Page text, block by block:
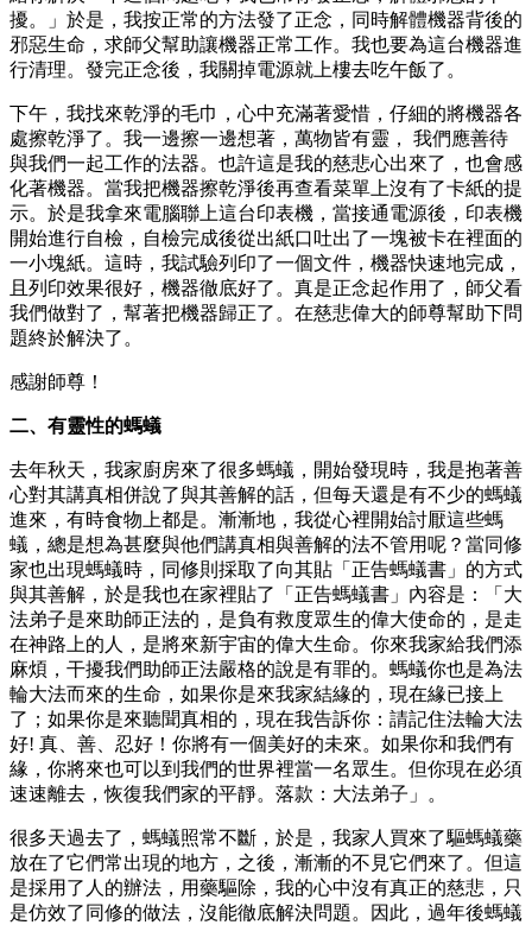
擾。」於是，我按正常的方法發了正念，同時解體機器背後的
邪惡生命，求師父幫助讓機器正常工作。我也要為這台機器進
行清理。發完正念後，我關掉電源就上樓去吃午飯了。
下午，我找來乾淨的毛巾，心中充滿著愛惜，仔細的將機器各
處擦乾淨了。我一邊擦一邊想著，萬物皆有靈， 我們應善待
與我們一起工作的法器。也許這是我的慈悲心出來了，也會感
化著機器。當我把機器擦乾淨後再查看菜單上沒有了卡紙的提
示。於是我拿來電腦聯上這台印表機，當接通電源後，印表機
開始進行自檢，自檢完成後從出紙口吐出了一塊被卡在裡面的
一小塊紙。這時，我試驗列印了一個文件，機器快速地完成，
且列印效果很好，機器徹底好了。真是正念起作用了，師父看
我們做對了，幫著把機器歸正了。在慈悲偉大的師尊幫助下問
題終於解決了。
感謝師尊！
二、有靈性的螞蟻
去年秋天，我家廚房來了很多螞蟻，開始發現時，我是抱著善
心對其講真相併說了與其善解的話，但每天還是有不少的螞蟻
進來，有時食物上都是。漸漸地，我從心裡開始討厭這些螞
蟻，總是想為甚麼與他們講真相與善解的法不管用呢？當同修
家也出現螞蟻時，同修則採取了向其貼「正告螞蟻書」的方式
與其善解，於是我也在家裡貼了「正告螞蟻書」內容是：「大
法弟子是來助師正法的，是負有救度眾生的偉大使命的，是走
在神路上的人，是將來新宇宙的偉大生命。你來我家給我們添
麻煩，干擾我們助師正法嚴格的說是有罪的。螞蟻你也是為法
輪大法而來的生命，如果你是來我家結緣的，現在緣已接上
了；如果你是來聽聞真相的，現在我告訴你：請記住法輪大法
好! 真、善、忍好！你將有一個美好的未來。如果你和我們有
緣，你將來也可以到我們的世界裡當一名眾生。但你現在必須
速速離去，恢復我們家的平靜。落款：大法弟子」。
很多天過去了，螞蟻照常不斷，於是，我家人買來了驅螞蟻藥
放在了它們常出現的地方，之後，漸漸的不見它們來了。但這
是採用了人的辦法，用藥驅除，我的心中沒有真正的慈悲，只
是仿效了同修的做法，沒能徹底解決問題。因此，過年後螞蟻